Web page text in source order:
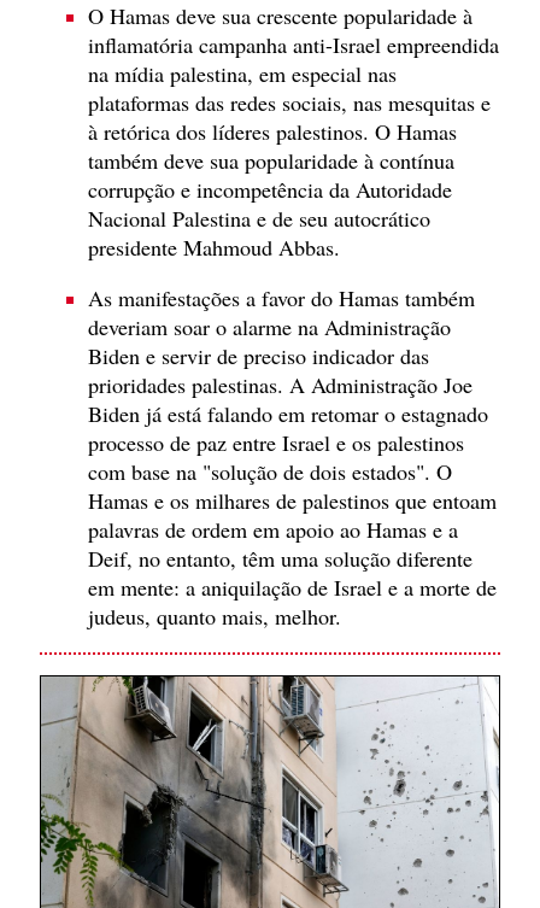
O Hamas deve sua crescente popularidade à
inflamatória campanha anti-Israel empreendida
na mídia palestina, em especial nas
plataformas das redes sociais, nas mesquitas e
à retórica dos líderes palestinos. O Hamas
também deve sua popularidade à contínua
corrupção e incompetência da Autoridade
Nacional Palestina e de seu autocrático
presidente Mahmoud Abbas.
As manifestações a favor do Hamas também
deveriam soar o alarme na Administração
Biden e servir de preciso indicador das
prioridades palestinas. A Administração Joe
Biden já está falando em retomar o estagnado
processo de paz entre Israel e os palestinos
com base na "solução de dois estados". O
Hamas e os milhares de palestinos que entoam
palavras de ordem em apoio ao Hamas e a
Deif, no entanto, têm uma solução diferente
em mente: a aniquilação de Israel e a morte de
judeus, quanto mais, melhor.